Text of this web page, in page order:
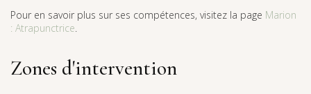
Pour en savoir plus sur ses compétences, visitez la page Marion
: Atrapunctrice.
Zones d'intervention